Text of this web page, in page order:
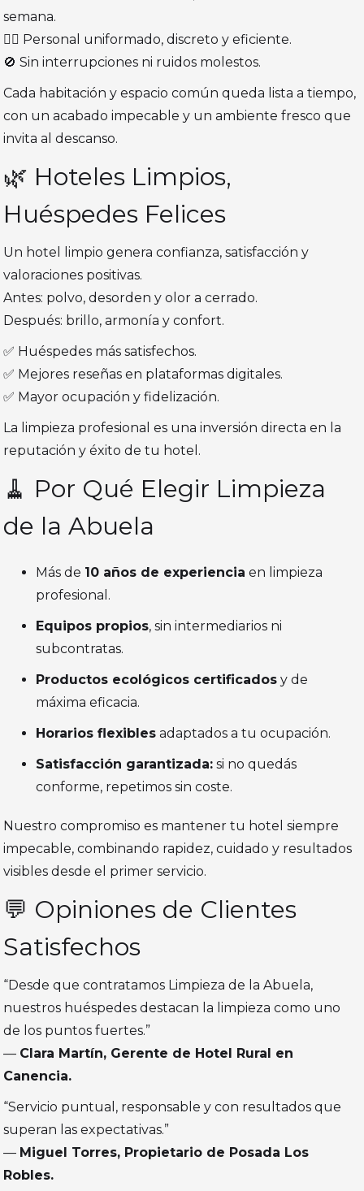
semana.
🧍‍♀️ Personal uniformado, discreto y eficiente.
🚫 Sin interrupciones ni ruidos molestos.
Cada habitación y espacio común queda lista a tiempo,
con un acabado impecable y un ambiente fresco que
invita al descanso.
🌿 Hoteles Limpios,
Huéspedes Felices
Un hotel limpio genera confianza, satisfacción y
valoraciones positivas.
Antes: polvo, desorden y olor a cerrado.
Después: brillo, armonía y confort.
✅ Huéspedes más satisfechos.
✅ Mejores reseñas en plataformas digitales.
✅ Mayor ocupación y fidelización.
La limpieza profesional es una inversión directa en la
reputación y éxito de tu hotel.
🧹 Por Qué Elegir Limpieza
de la Abuela
Más de 10 años de experiencia en limpieza
profesional.
Equipos propios, sin intermediarios ni
subcontratas.
Productos ecológicos certificados y de
máxima eficacia.
Horarios flexibles adaptados a tu ocupación.
Satisfacción garantizada: si no quedás
conforme, repetimos sin coste.
Nuestro compromiso es mantener tu hotel siempre
impecable, combinando rapidez, cuidado y resultados
visibles desde el primer servicio.
💬 Opiniones de Clientes
Satisfechos
“Desde que contratamos Limpieza de la Abuela,
nuestros huéspedes destacan la limpieza como uno
de los puntos fuertes.”
— Clara Martín, Gerente de Hotel Rural en
Canencia.
“Servicio puntual, responsable y con resultados que
superan las expectativas.”
— Miguel Torres, Propietario de Posada Los
Robles.